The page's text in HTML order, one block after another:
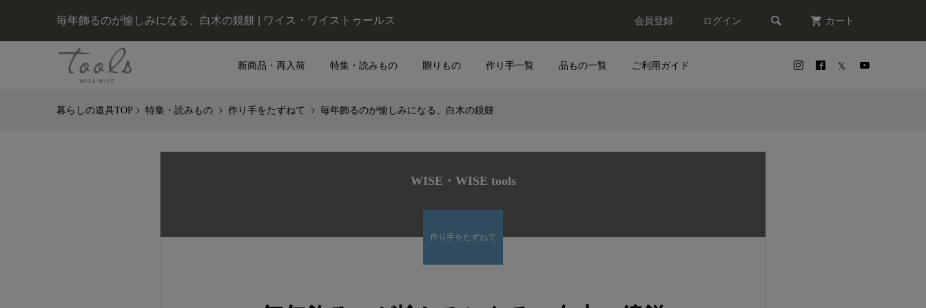
毎年飾るのが愉しみになる、白木の鏡餅 | ワイス・ワイストゥールス 会員登録 ログイン  カート
新商品・再入荷 特集・読みもの 贈りもの 作り手一覧 品もの一覧 ご利用ガイド
特集・読みもの 作り手をたずねて 毎年飾るのが愉しみになる、白木の鏡餅
WISE・WISE tools
作り手をたずねて